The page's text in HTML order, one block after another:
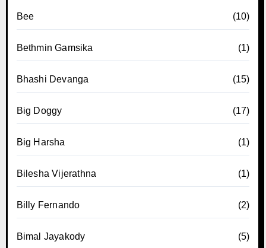
Bee (10)
Bethmin Gamsika (1)
Bhashi Devanga (15)
Big Doggy (17)
Big Harsha (1)
Bilesha Vijerathna (1)
Billy Fernando (2)
Bimal Jayakody (5)